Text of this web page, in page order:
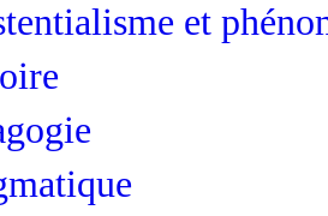
et